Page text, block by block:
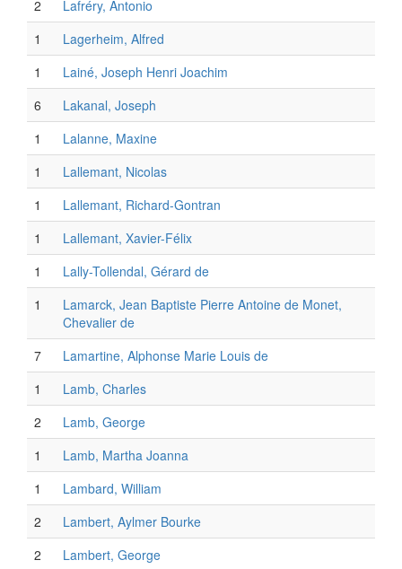
2
Lafréry, Antonio
1
Lagerheim, Alfred
1
Lainé, Joseph Henri Joachim
6
Lakanal, Joseph
1
Lalanne, Maxine
1
Lallemant, Nicolas
1
Lallemant, Richard-Gontran
1
Lallemant, Xavier-Félix
1
Lally-Tollendal, Gérard de
1
Lamarck, Jean Baptiste Pierre Antoine de Monet,
Chevalier de
7
Lamartine, Alphonse Marie Louis de
1
Lamb, Charles
2
Lamb, George
1
Lamb, Martha Joanna
1
Lambard, William
2
Lambert, Aylmer Bourke
2
Lambert, George